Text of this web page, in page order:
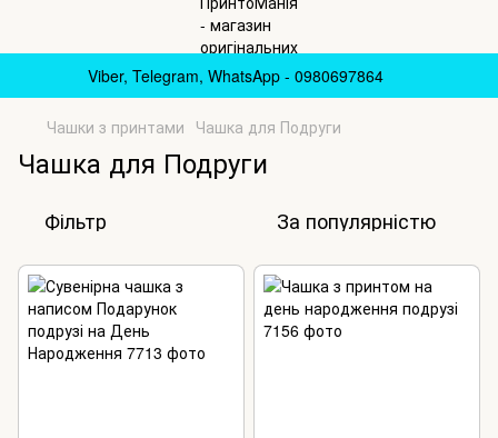
Viber, Telegram, WhatsApp - 0980697864
Чашки з принтами Чашка для Подруги
Чашка для Подруги
Фільтр За популярністю